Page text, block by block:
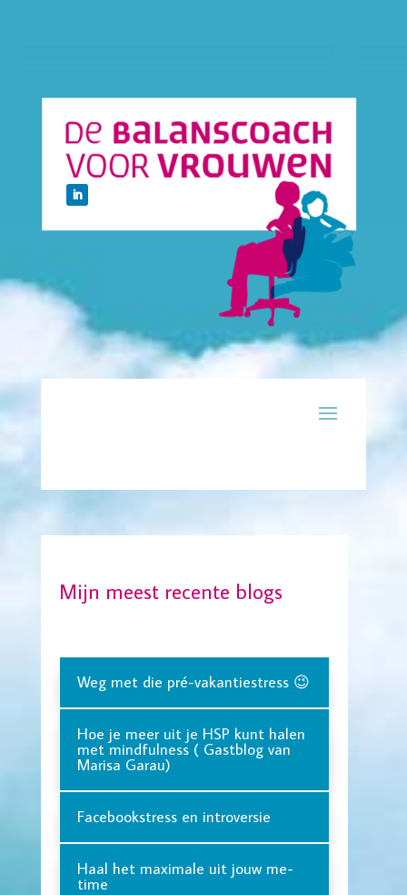
Mijn meest recente blogs
Weg met die pré-vakantiestress 😉
Hoe je meer uit je HSP kunt halen
met mindfulness ( Gastblog van
Marisa Garau)
Facebookstress en introversie
Haal het maximale uit jouw me-
time